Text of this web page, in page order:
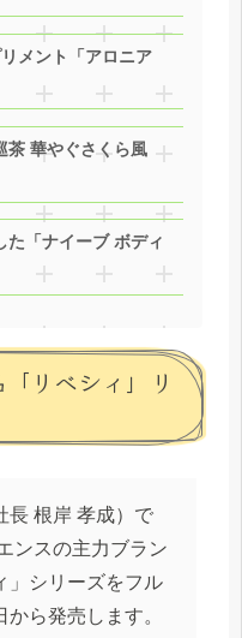
メント「アロニア
茶 華やぐさくら風
た「ナイーブ ボディ
リベシィ」リ
長 根岸 孝成）で
ンスの主力ブラン
」シリーズをフル
ら発売します。